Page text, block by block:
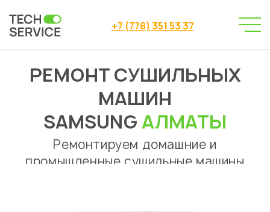
+7 (778) 351 53 37
Сервисный центр
→
Ремонт сушильных машин
→
Ремонт сушильных машин Samsung Алматы
РЕМОНТ СУШИЛЬНЫХ
МАШИН
SAMSUNGАЛМАТЫ
Ремонтируем домашние и
промышленные сушильные машины